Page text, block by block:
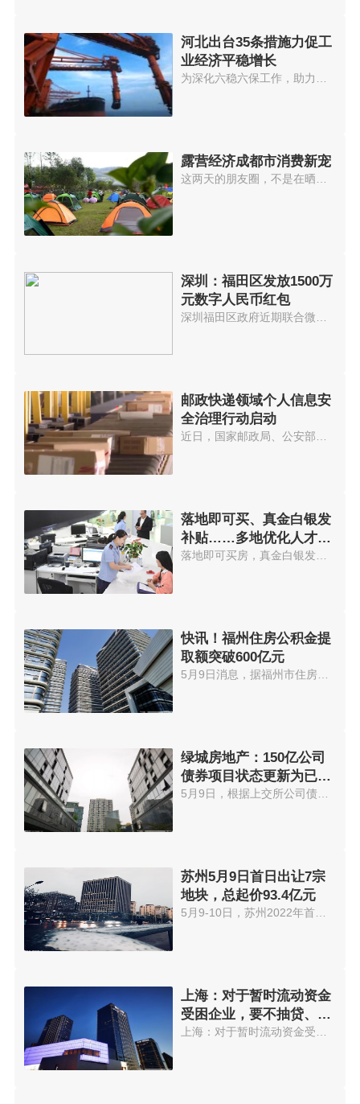
河北出台35条措施力促工
业经济平稳增长
为深化六稳六保工作，助力工业企...
露营经济成都市消费新宠
这两天的朋友圈，不是在晒露营，...
深圳：福田区发放1500万
元数字人民币红包
邮政快递领域个人信息安
全治理行动启动
落地即可买、真金白银发
补贴……多地优化人才购
房政策
快讯！福州住房公积金提
取额突破600亿元
绿城房地产：150亿公司
债券项目状态更新为已受
理
5月9日，根据上交所公司债券项目...
苏州5月9日首日出让7宗
地块，总起价93.4亿元
5月9-10日，苏州2022年首次集中...
上海：对于暂时流动资金
受困企业，要不抽贷、不
断贷和不压贷
上海：对于暂时流动资金受困企业...